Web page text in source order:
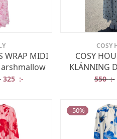
WRAP MIDI
Det ursprungliga priset var:
325 :-Det nuvarande priset är:
COSY
COSY
KLÄNNING
550:-
-50%